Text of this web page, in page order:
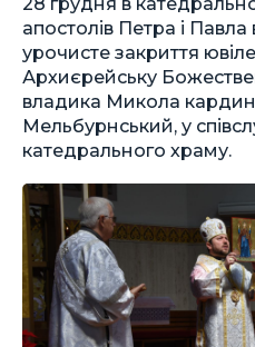
апостолів Петра і
урочисте закриття
Архиєрейську
владика Микола
Мельбурнський, у
катедрального храму.